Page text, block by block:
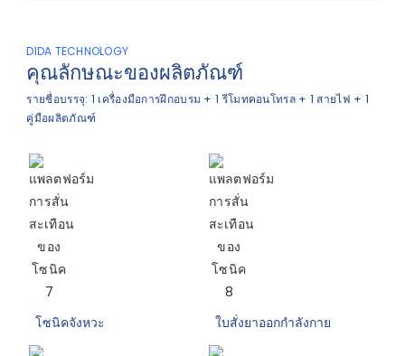
DIDA TECHNOLOGY
คุณลักษณะของผลิตภัณฑ์
รายชื่อบรรจุ: 1 เครื่องมือการฝึกอบรม + 1 รีโมทคอนโทรล + 1 สายไฟ + 1
คู่มือผลิตภัณฑ์
โซนิคจังหวะ ใบสั่งยาออกกำลังกาย